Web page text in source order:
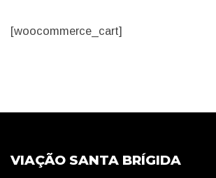
[woocommerce_cart]
VIAÇÃO SANTA BRÍGIDA